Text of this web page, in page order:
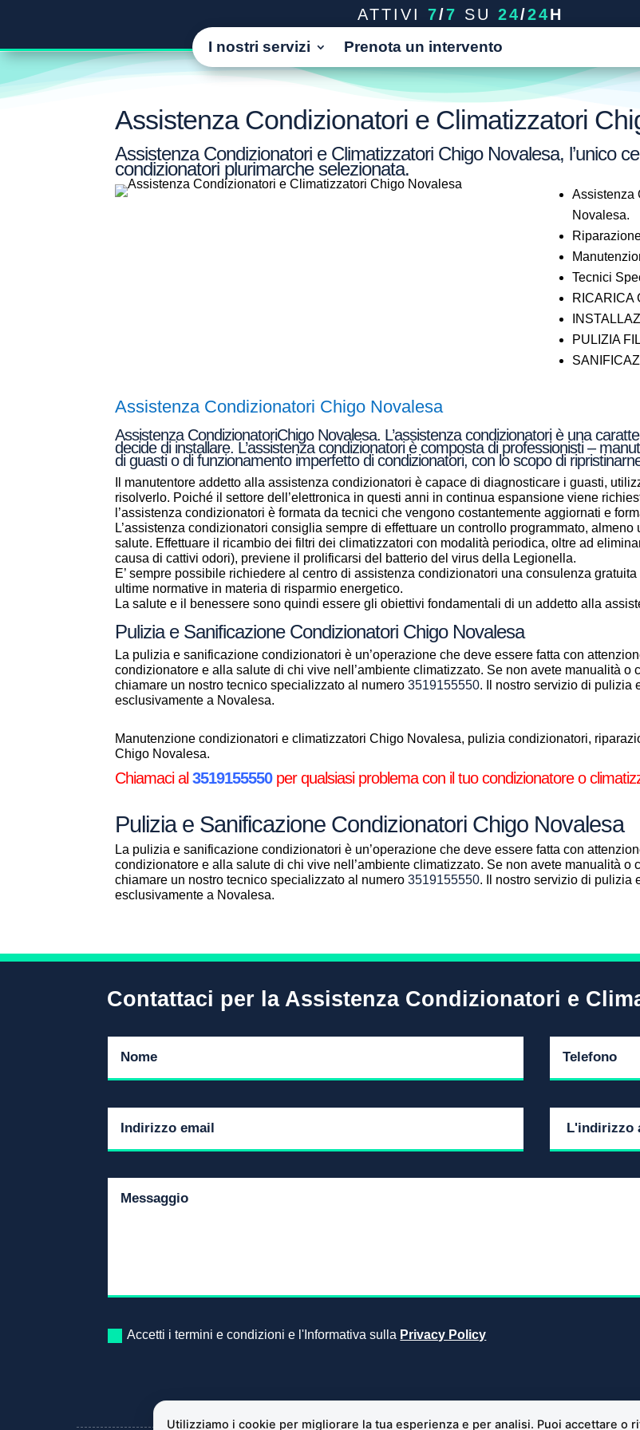
ATTIVI 7/7 SU 24/24H
I nostri servizi Prenota un intervento
Assistenza Condizionatori e Climatizzatori
Assistenza Condizionatori e Climatizzatori Chigo Novalesa, l’unico
condizionatori plurimarche selezionata.
Assistenza
Novalesa.
Tecnici
RICARICA
PULIZIA
Assistenza Condizionatori Chigo Novalesa
Assistenza CondizionatoriChigo Novalesa. L’assistenza condizionatori è una
decide di installare. L’assistenza condizionatori è composta di professionisti –
di guasti o di funzionamento imperfetto di condizionatori, con lo scopo di
Il manutentore addetto alla assistenza condizionatori è capace di diagnosticare i guasti,
risolverlo. Poiché il settore dell’elettronica in questi anni in continua espansione viene
l’assistenza condizionatori è formata da tecnici che vengono costantemente aggiornati e
L’assistenza condizionatori consiglia sempre di effettuare un controllo programmato,
salute. Effettuare il ricambio dei filtri dei climatizzatori con modalità periodica, oltre ad
causa di cattivi odori), previene il prolificarsi del batterio del virus della Legionella.
E’ sempre possibile richiedere al centro di assistenza condizionatori una consulenza
ultime normative in materia di risparmio energetico.
La salute e il benessere sono quindi essere gli obiettivi fondamentali di un addetto alla
Pulizia e Sanificazione Condizionatori Chigo Novalesa
La pulizia e sanificazione condizionatori è un’operazione che deve essere fatta con
condizionatore e alla salute di chi vive nell’ambiente climatizzato. Se non avete manualità
chiamare un nostro tecnico specializzato al numero3519155550. Il nostro servizio di pulizia
esclusivamente a Novalesa.
Manutenzione condizionatori e climatizzatori Chigo Novalesa, pulizia condizionatori,
Chigo Novalesa.
Chiamaci al3519155550per qualsiasi problema con il tuo condizionatore o
Pulizia e Sanificazione Condizionatori Chigo Novalesa
La pulizia e sanificazione condizionatori è un’operazione che deve essere fatta con
condizionatore e alla salute di chi vive nell’ambiente climatizzato. Se non avete manualità
chiamare un nostro tecnico specializzato al numero3519155550. Il nostro servizio di pulizia
esclusivamente a Novalesa.
Contattaci per la Assistenza Condizionatori e
Accetti i termini e condizioni e l'Informativa sulla Privacy Policy